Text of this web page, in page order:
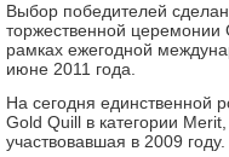
Выбор победителей
торжественной церемонии
рамках ежегодной
июне 2011 года.
На сегодня единственной
Gold Quill в категории
участвовавшая в 2009 году.